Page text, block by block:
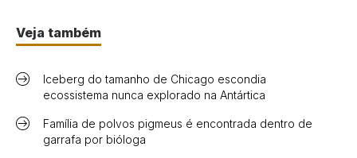
Veja também
Iceberg do tamanho de Chicago escondia
ecossistema nunca explorado na Antártica
Família de polvos pigmeus é encontrada dentro de
garrafa por bióloga